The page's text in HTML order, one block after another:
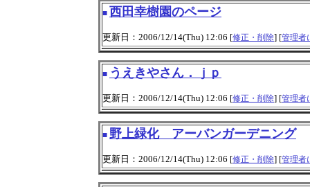
■ 西田幸樹園のページ
更新日：2006/12/14(Thu) 12:06 [修正・削除] [管理者
■ うえきやさん．ｊｐ
更新日：2006/12/14(Thu) 12:06 [修正・削除] [管理者
■ 野上緑化 アーバンガーデニング
更新日：2006/12/14(Thu) 12:06 [修正・削除] [管理者